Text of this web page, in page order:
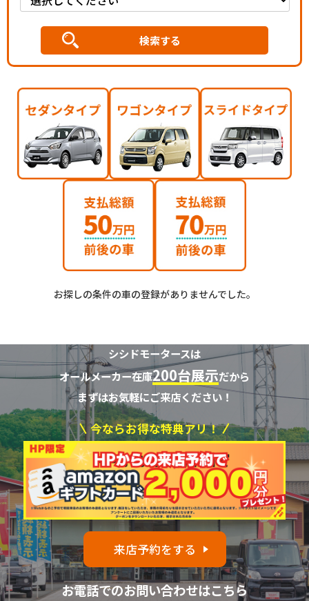
お探しの条件の車の登録がありませんでした。
シシドモータースは
オールメーカー在庫200台展示だから
まずはお気軽にご来店ください！
今ならお得な特典アリ！
来店予約をする
お電話でのお問い合わせはこちら